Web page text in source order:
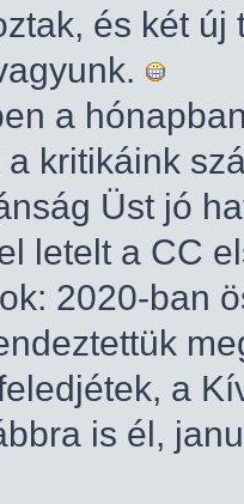
és két
a
a kritikáink
Üst jó
letelt a CC
2020-ban
a
is él,